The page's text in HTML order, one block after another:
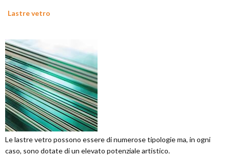
Lastre vetro
Le lastre vetro possono essere di numerose tipologie ma, in ogni
caso, sono dotate di un elevato potenziale artistico.